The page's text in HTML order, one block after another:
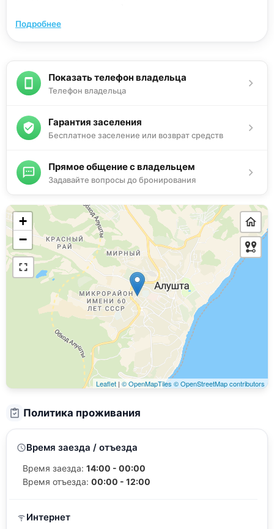
+
−
Leaflet | © OpenMapTiles © OpenStreetMap contributors
кровать , шкаф , комод , стол , кресла , ванная
Бесплатный wi-fi. Кухня общая на 1-ом этаже : газовая
плита, микроволновая печь, необходимая посуда.
продовольственных супермаркета «ПУД» и
«Яблоко», продуктовый рынок. На всех этажах есть
стиральной машиной.
Подробнее
Показать телефон владельца
Телефон владельца
Гарантия заселения
Бесплатное заселение или возврат средств
Прямое общение с владельцем
Задавайте вопросы до бронирования
Политика проживания
Время заезда / отъезда
Время заезда: 14:00 - 00:00
Время отъезда: 00:00 - 12:00
Интернет